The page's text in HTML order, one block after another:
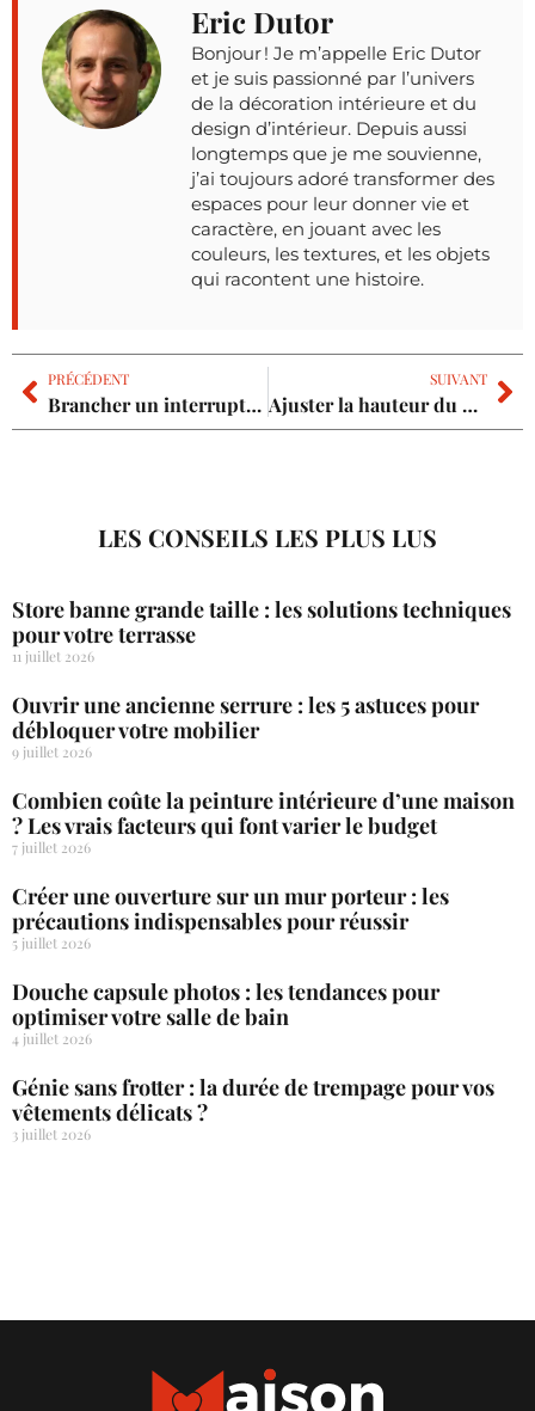
Eric Dutor
Bonjour ! Je m’appelle Eric Dutor
et je suis passionné par l’univers
de la décoration intérieure et du
design d’intérieur. Depuis aussi
longtemps que je me souvienne,
j’ai toujours adoré transformer des
espaces pour leur donner vie et
caractère, en jouant avec les
couleurs, les textures, et les objets
qui racontent une histoire.
PRÉCÉDENT
Brancher un interrupteur va-et-vient facilement pour un éclairage modulable et sans erreur
SUIVANT
Ajuster la hauteur du plan de travail en cuisine pour un confort au quotidien sans compromis
LES CONSEILS LES PLUS LUS
Store banne grande taille : les solutions techniques
pour votre terrasse
11 juillet 2026
Ouvrir une ancienne serrure : les 5 astuces pour
débloquer votre mobilier
9 juillet 2026
Combien coûte la peinture intérieure d’une maison
? Les vrais facteurs qui font varier le budget
7 juillet 2026
Créer une ouverture sur un mur porteur : les
précautions indispensables pour réussir
5 juillet 2026
Douche capsule photos : les tendances pour
optimiser votre salle de bain
4 juillet 2026
Génie sans frotter : la durée de trempage pour vos
vêtements délicats ?
3 juillet 2026